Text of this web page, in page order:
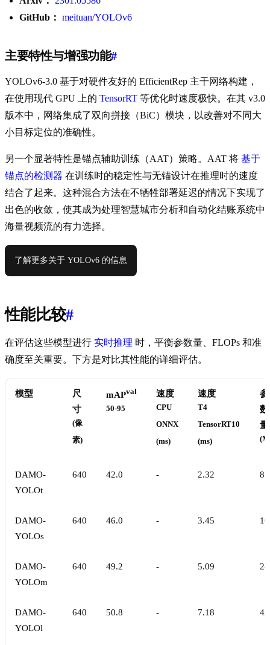
GitHub： meituan/YOLOv6
主要特性与增强功能#
YOLOv6-3.0 基于对硬件友好的 EfficientRep 主干网络构建，
在使用现代 GPU 上的 TensorRT 等优化时速度极快。在其 v3.0
版本中，网络集成了双向拼接（BiC）模块，以改善对不同大
小目标定位的准确性。
另一个显著特性是锚点辅助训练（AAT）策略。AAT 将 基于
锚点的检测器 在训练时的稳定性与无锚设计在推理时的速度
结合了起来。这种混合方法在不牺牲部署延迟的情况下实现了
出色的收敛，使其成为处理智慧城市分析和自动化结账系统中
海量视频流的有力选择。
了解更多关于 YOLOv6 的信息
性能比较#
在评估这些模型进行 实时推理 时，平衡参数量、FLOPs 和准
确度至关重要。下方是对比其性能的详细评估。
模型
尺
寸
(像
素)
mAPval
50-95
速度
CPU
ONNX
(ms)
速度
T4
TensorRT10
(ms)
参
数
量
DAMO-
YOLOt
640 42.0 - 2.32
DAMO-
YOLOs
640 46.0 - 3.45
DAMO-
YOLOm
640 49.2 - 5.09
DAMO-
YOLOl
640 50.8 - 7.18